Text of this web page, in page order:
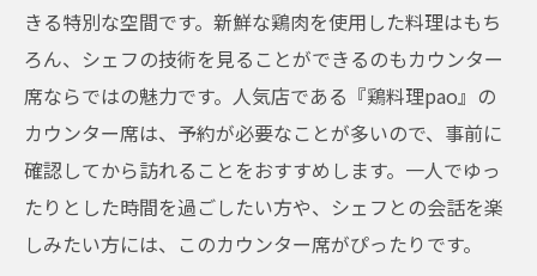
きる特別な空間です。新鮮な鶏肉を使用した料理はもち
ろん、シェフの技術を見ることができるのもカウンター
席ならではの魅力です。人気店である『鶏料理pao』の
カウンター席は、予約が必要なことが多いので、事前に
確認してから訪れることをおすすめします。一人でゆっ
たりとした時間を過ごしたい方や、シェフとの会話を楽
しみたい方には、このカウンター席がぴったりです。